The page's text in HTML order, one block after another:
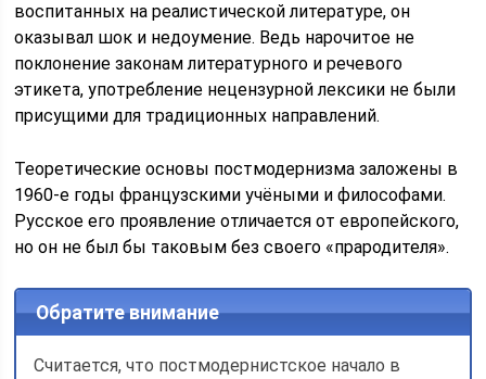
воспитанных на реалистической литературе, он
оказывал шок и недоумение. Ведь нарочитое не
поклонение законам литературного и речевого
этикета, употребление нецензурной лексики не были
присущими для традиционных направлений.
Теоретические основы постмодернизма заложены в
1960-е годы французскими учёными и философами.
Русское его проявление отличается от европейского,
но он не был бы таковым без своего «прародителя».
Обратите внимание
Считается, что постмодернистское начало в